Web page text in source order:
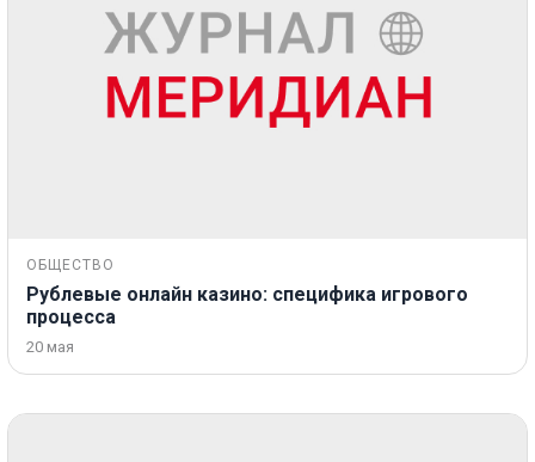
ОБЩЕСТВО
Рублевые онлайн казино: специфика игрового
процесса
20 мая